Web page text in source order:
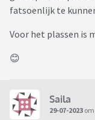
fatsoenlijk te
Voor het plassen is
😊
Saila
29-07-2023